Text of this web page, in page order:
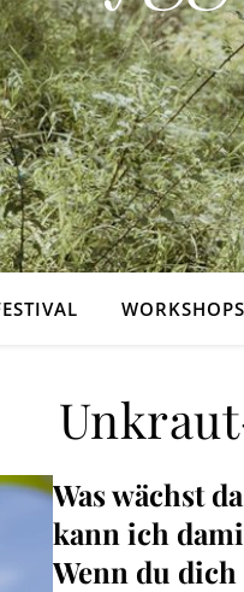
WORKSHOPS
Was wächst
kann ich
Wenn du